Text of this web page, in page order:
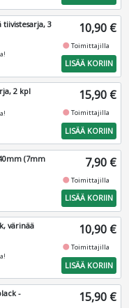
tiivistesarja, 3
10,90 €
fiber_manual_recordToimittajilla
LISÄÄ KORIIN
2 kpl 15,90 €
fiber_manual_recordToimittajilla
LISÄÄ KORIIN
(7mm
7,90 €
fiber_manual_recordToimittajilla
LISÄÄ KORIIN
värinää
10,90 €
fiber_manual_recordToimittajilla
LISÄÄ KORIIN
-
15,90 €